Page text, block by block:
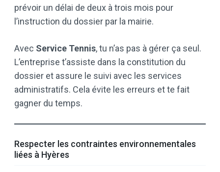
prévoir un délai de deux à trois mois pour
l’instruction du dossier par la mairie.
Avec Service Tennis, tu n’as pas à gérer ça seul.
L’entreprise t’assiste dans la constitution du
dossier et assure le suivi avec les services
administratifs. Cela évite les erreurs et te fait
gagner du temps.
Respecter les contraintes environnementales
liées à Hyères